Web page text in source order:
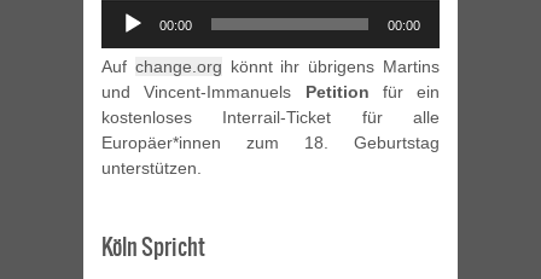
Audio
Player
00:00 00:00
Auf change.org könnt ihr übrigens Martins
und Vincent-Immanuels Petition für ein
kostenloses Interrail-Ticket für alle
Europäer*innen zum 18. Geburtstag
unterstützen.
Köln Spricht